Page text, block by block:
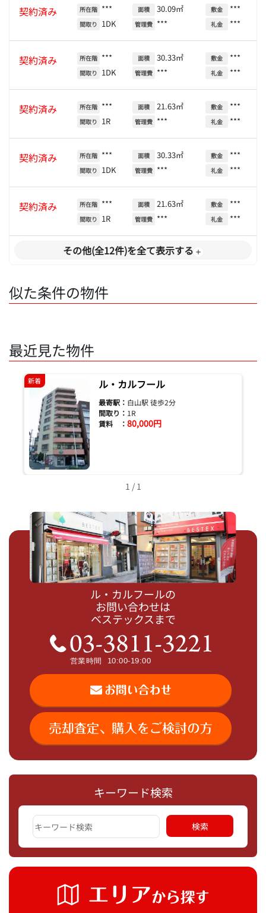
キーワード検索
契約済み 所在階 ***
間取り 1DK
面積 30.09㎡
管理費 ***
敷金 ***
礼金 ***
契約済み 所在階 ***
間取り 1DK
面積 30.33㎡
管理費 ***
敷金 ***
礼金 ***
契約済み 所在階 ***
間取り 1R
面積 21.63㎡
管理費 ***
敷金 ***
礼金 ***
契約済み 所在階 ***
間取り 1DK
面積 30.33㎡
管理費 ***
敷金 ***
礼金 ***
契約済み 所在階 ***
間取り 1R
面積 21.63㎡
管理費 ***
敷金 ***
礼金 ***
その他(全12件)を全て表示する
似た条件の物件
最近見た物件
ル・カルフール
最寄駅： 白山駅 徒歩2分
間取り： 1R
賃料 ： 80,000円
新着
1 / 1
ル・カルフールの
お問い合わせは
ベステックスまで